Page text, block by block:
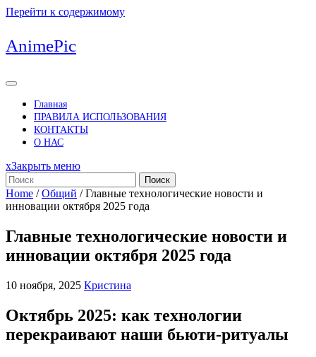
Перейти к содержимому
AnimePic
Главная
ПРАВИЛА ИСПОЛЬЗОВАНИЯ
КОНТАКТЫ
О НАС
xЗакрыть меню
Поиск
Home /Общий /Главные технологические новости и
инновации октября 2025 года
Главные технологические новости и
инновации октября 2025 года
10 ноября, 2025 Кристина
Октябрь 2025: как технологии
перекраивают наши бьюти-ритуалы